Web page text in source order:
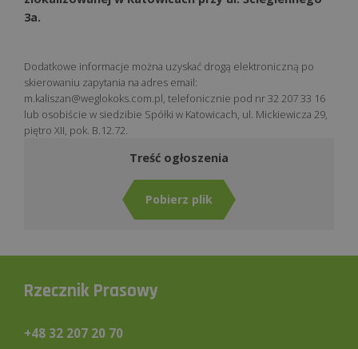
Rzecznik Prasowy
+48 32 207 20 70
3a.
Dodatkowe informacje można uzyskać drogą elektroniczną po
skierowaniu zapytania na adres email:
m.kaliszan@weglokoks.com.pl, telefonicznie pod nr 32 207 33 16
lub osobiście w siedzibie Spółki w Katowicach, ul. Mickiewicza 29,
piętro XII, pok. B.12.72.
Treść ogłoszenia
Pobierz plik